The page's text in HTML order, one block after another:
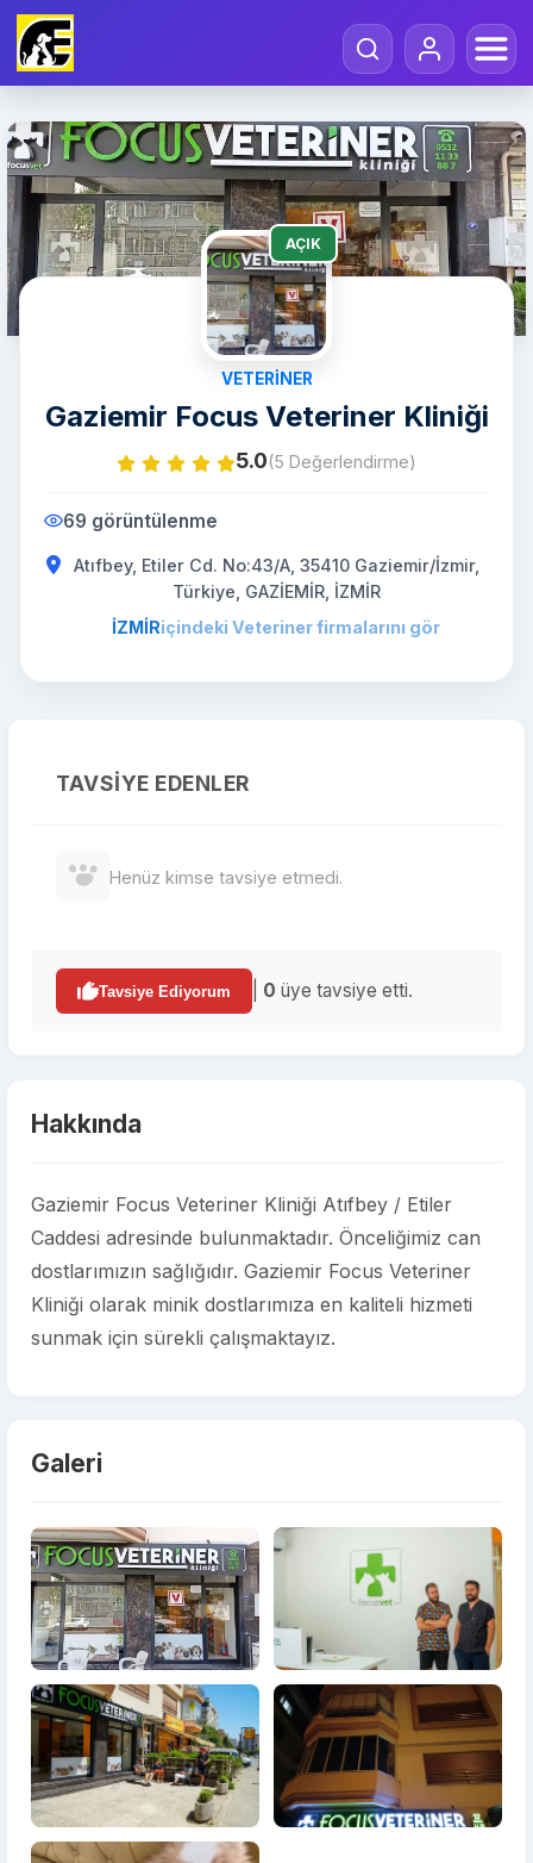
AÇIK
VETERINER
Gaziemir Focus Veteriner Kliniği
5.0(5 Değerlendirme)
69 görüntülenme
Atıfbey, Etiler Cd. No:43/A, 35410 Gaziemir/İzmir,
Türkiye, GAZİEMİR, İZMİR
İZMİRiçindeki Veteriner firmalarını gör
TAVSIYE EDENLER
Henüz kimse tavsiye etmedi.
Tavsiye Ediyorum 0 üye tavsiye etti.
Hakkında
Gaziemir Focus Veteriner Kliniği Atıfbey / Etiler
Caddesi adresinde bulunmaktadır. Önceliğimiz can
dostlarımızın sağlığıdır. Gaziemir Focus Veteriner
Kliniği olarak minik dostlarımıza en kaliteli hizmeti
sunmak için sürekli çalışmaktayız.
Galeri